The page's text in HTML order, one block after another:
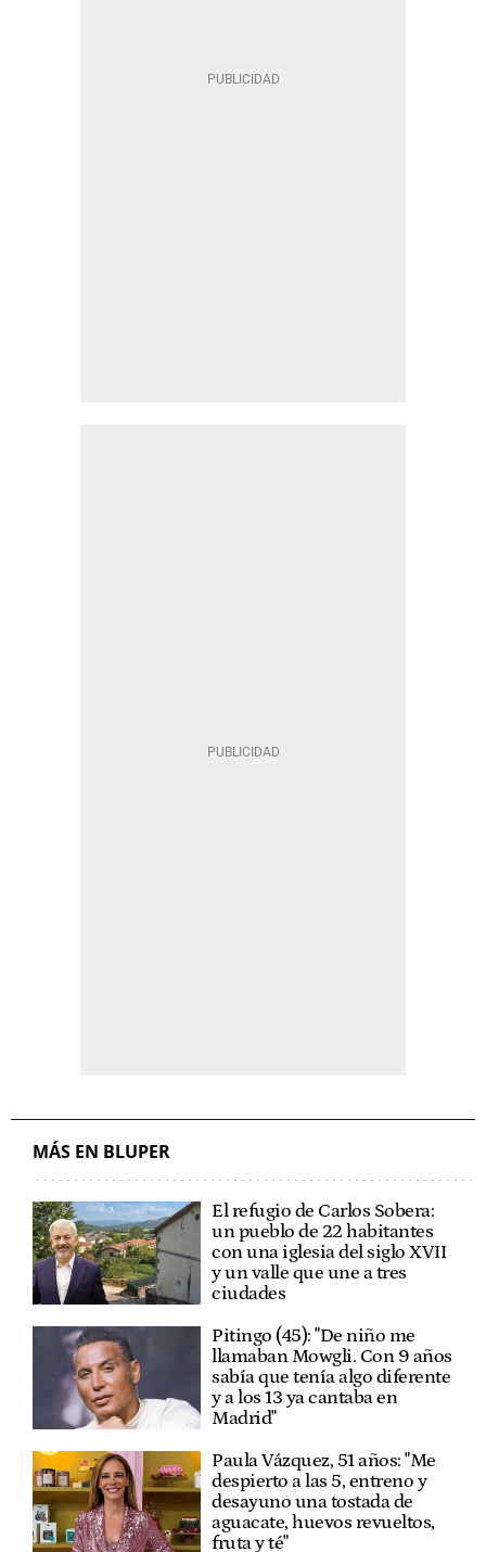
MÁS EN BLUPER
El refugio de Carlos Sobera:
un pueblo de 22 habitantes
con una iglesia del siglo XVII
y un valle que une a tres
ciudades
Pitingo (45): "De niño me
llamaban Mowgli. Con 9 años
sabía que tenía algo diferente
y a los 13 ya cantaba en
Madrid"
Paula Vázquez, 51 años: "Me
despierto a las 5, entreno y
desayuno una tostada de
aguacate, huevos revueltos,
fruta y té"